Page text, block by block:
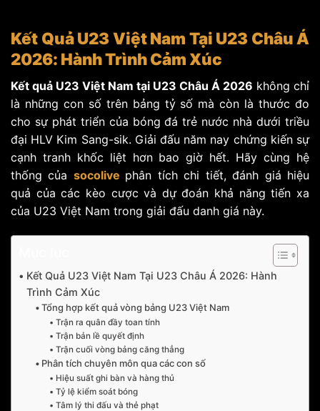
Kết Quả U23 Việt Nam Tại U23 Châu Á
2026: Hành Trình Cảm Xúc
Kết quả U23 Việt Nam tại U23 Châu Á 2026 không chỉ
là những con số trên bảng tỷ số mà còn là thước đo
cho sự phát triển của bóng đá trẻ nước nhà dưới triều
đại HLV Kim Sang-sik. Giải đấu năm nay chứng kiến sự
cạnh tranh khốc liệt hơn bao giờ hết. Hãy cùng hệ
thống của socolive phân tích chi tiết, đánh giá hiệu
quả của các kèo cược và dự đoán khả năng tiến xa
của U23 Việt Nam trong giải đấu danh giá này.
Kết Quả U23 Việt Nam Tại U23 Châu Á 2026: Hành
Trình Cảm Xúc
Tổng hợp kết quả vòng bảng U23 Việt Nam
Trận ra quân đầy toan tính
Trận bản lề quyết định
Trận cuối vòng bảng căng thẳng
Phân tích chuyên môn qua các con số
Hiệu suất ghi bàn và hàng thủ
Tỷ lệ kiểm soát bóng
Tâm lý thi đấu và thẻ phạt